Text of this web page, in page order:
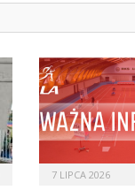
7 LIPCA 2026